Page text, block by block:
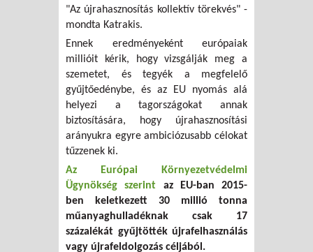
"Az újrahasznosítás kollektív törekvés" -
mondta Katrakis.
Ennek eredményeként európaiak
millióit kérik, hogy vizsgálják meg a
szemetet, és tegyék a megfelelő
gyűjtőedénybe, és az EU nyomás alá
helyezi a tagországokat annak
biztosítására, hogy újrahasznosítási
arányukra egyre ambiciózusabb célokat
tűzzenek ki.
Az Európai Környezetvédelmi
Ügynökség szerint az EU-ban 2015-
ben keletkezett 30 millió tonna
műanyaghulladéknak csak 17
százalékát gyűjtötték újrafelhasználás
vagy újrafeldolgozás céljából.